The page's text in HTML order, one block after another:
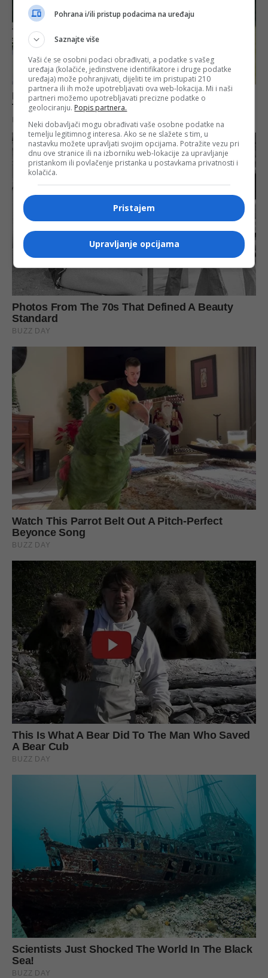
Pohrana i/ili pristup podacima na uređaju
Saznajte više
Vaši će se osobni podaci obrađivati, a podatke s vašeg
uređaja (kolačiće, jedinstvene identifikatore i druge podatke
uređaja) može pohranjivati, dijeliti te im pristupati 210
partnera ili ih može upotrebljavati ova web-lokacija. Mi i naši
partneri možemo upotrebljavati precizne podatke o
geolociranju. Popis partnera.
Neki dobavljači mogu obrađivati vaše osobne podatke na
temelju legitimnog interesa. Ako se ne slažete s tim, u
nastavku možete upravljati svojim opcijama. Potražite vezu pri
dnu ove stranice ili na izborniku web-lokacije za upravljanje
pristankom ili povlačenje pristanka u postavkama privatnosti i
kolačića.
Pristajem
Upravljanje opcijama